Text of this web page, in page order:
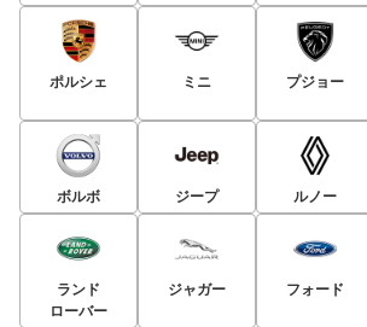
ポルシェ ミニ プジョー
ボルボ ジープ ルノー
ランド
ローバー
ジャガー フォード